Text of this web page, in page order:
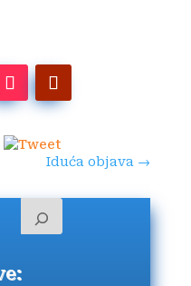
Iduća objava →